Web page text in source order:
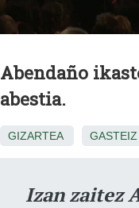
Abendaño
abestia.
GIZARTEA GASTEIZ
Izan zaitez